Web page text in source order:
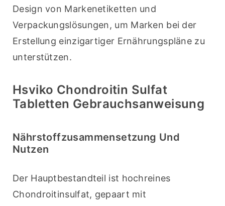
Design von Markenetiketten und
Verpackungslösungen, um Marken bei der
Erstellung einzigartiger Ernährungspläne zu
unterstützen.
Hsviko Chondroitin Sulfat
Tabletten Gebrauchsanweisung
Nährstoffzusammensetzung Und
Nutzen
Der Hauptbestandteil ist hochreines
Chondroitinsulfat, gepaart mit